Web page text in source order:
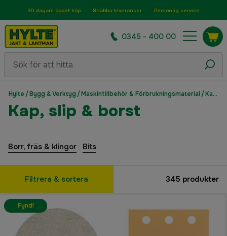
30 dagars öppet köp Snabba leveranser Personlig service
0345 - 400 00
Hylte /Bygg & Verktyg /Maskintillbehör & Förbrukningsmaterial / Kap, slip & borst
Kap, slip & borst
Borr, fräs & klingor Bits
Filtrera & sortera 345 produkter
Fynd!